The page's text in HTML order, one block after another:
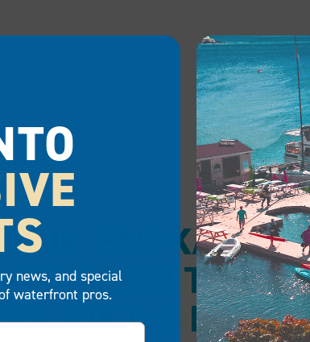
SLIK FÅR
GRUNNER TIL Å
PÅ RIKTIG MÅTE
news, and special
waterfront pros.